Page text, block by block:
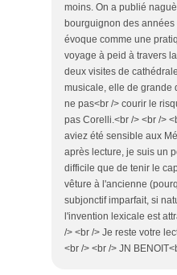
moins. On a publié
bourguignon des
évoque comme une
voyage à peid à travers
deux visites de
musicale, elle de grande
ne pas<br /> courir le
pas Corelli.<br /> <br />
aviez été sensible aux
après lecture, je suis un
difficile que de tenir le
vêture à l'ancienne
subjonctif imparfait, si
l'invention lexicale est
/> <br /> Je reste votre
<br /> <br /> JN